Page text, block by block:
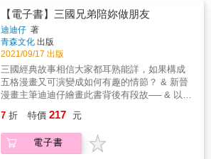
茫然無措之際，獲得了人生第一次的駐村機
會，2019年底出發前往美國新墨西哥州的聖塔
菲，展開改變她視野與風格的三個月駐村時
光。從日本機場轉機遇到的風波開始，這三個
月帶給她非常豐富而有趣的刺激和養分。和台
灣南洋島國截然不同的北美大陸風光、有趣熱
情又充滿各國文化的新朋友們，讓作者的筆調
出現轉變，不管是在異地或回到家鄉，畫面儼
然有了新的氣息。黃橘色的大地、藍綠色的天
空，小巧而別出心裁的人與動物，在她筆下鮮
活而充滿氣味，呈現與先前創作截然不同的風
情。在這本圖文旅記中，阿力金吉兒用樸實真
本新書的創作量，持續推出作品與讀者見面，
幾米的作品已經翻譯成二十種外語，有兩百種
左右的不同語言繪本。 到底幾米如何維持創作
能量，他的創作過程到底是怎麼產生的，許多
人都有好奇。過去幾米出版過《故事的開始》
與《故事團團轉》兩本書，與讀者分享他創作
繪本背後的故事。但如果要專注討論如何創作
繪本，本書提供讀者更加清楚的路徑，除了以
《故事的開始》與《故事團團轉》為基礎，以
加上近幾年的幾米新作分析而成。 分層架構詳
細討論創作會遇到的種種難題 本書從幾米如何
【電子書】三國兄弟陪妳做朋友
迪迪仔 著
青森文化 出版
2021/09/17 出版
三國經典故事相信大家都耳熟能詳，如果構成
五格漫畫又可演變成如何有趣的情節？ & 新晉
漫畫主筆迪迪仔繪畫此書背後有段故── & 以他
的文學和文化，創作出《西遊記》，聰明的日
本人就改編成《龍珠漫畫》以作回應；中國人
寫出《三國演義》，日本人就發明三國志Game
7 折 特價 217 元
電子書